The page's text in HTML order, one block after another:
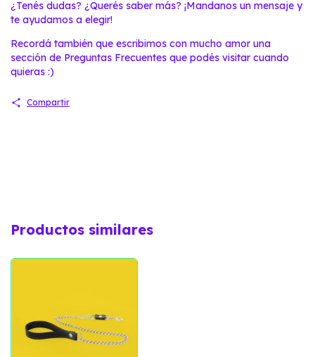
¿Tenés dudas? ¿Querés saber más? ¡Mandanos un mensaje y
te ayudamos a elegir!
Recordá también que escribimos con mucho amor una
sección de Preguntas Frecuentes que podés visitar cuando
quieras :)
Compartir
Productos similares